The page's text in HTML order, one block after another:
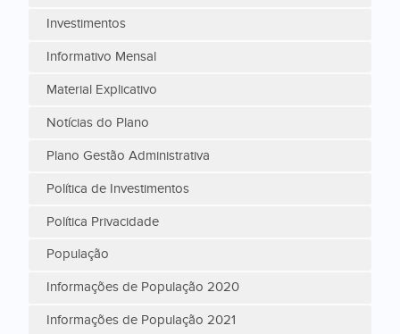
Investimentos
Informativo Mensal
Material Explicativo
Notícias do Plano
Plano Gestão Administrativa
Política de Investimentos
Política Privacidade
População
Informações de População 2020
Informações de População 2021